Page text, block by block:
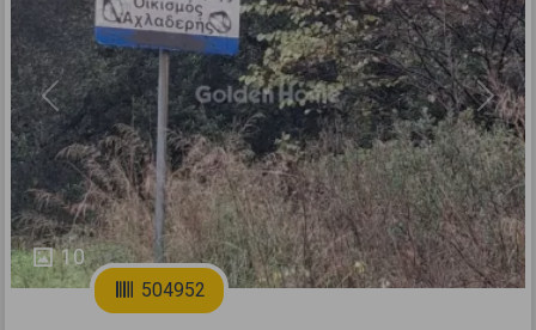
10
Previous Next
504952